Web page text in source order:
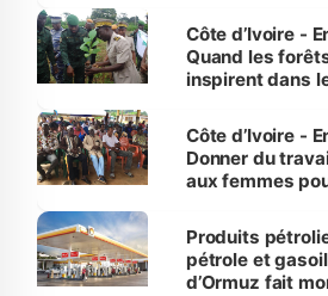
Côte d’Ivoire -
Quand les
inspirent dans
Côte d’Ivoire -
Donner du
aux femmes
menacées
Produits
pétrole et
d’Ormuz fait